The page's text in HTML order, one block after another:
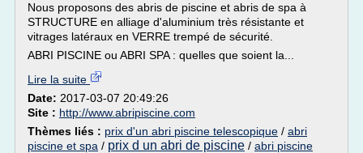
Nous proposons des abris de piscine et abris de spa à
STRUCTURE en alliage d'aluminium très résistante et
vitrages latéraux en VERRE trempé de sécurité.
ABRI PISCINE ou ABRI SPA : quelles que soient la...
Lire la suite
Date: 2017-03-07 20:49:26
Site : http://www.abripiscine.com
Thèmes liés : prix d'un abri piscine telescopique / abri
piscine et spa / prix d un abri de piscine / abri piscine